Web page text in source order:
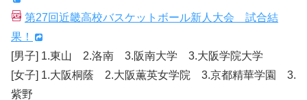
第27回近畿高校バスケットボール新人大会 試合結
果！
[男子] 1.東山 2.洛南 3.阪南大学 3.大阪学院大学
[女子] 1.大阪桐蔭 2.大阪薫英女学院 3.京都精華学園 3.
紫野